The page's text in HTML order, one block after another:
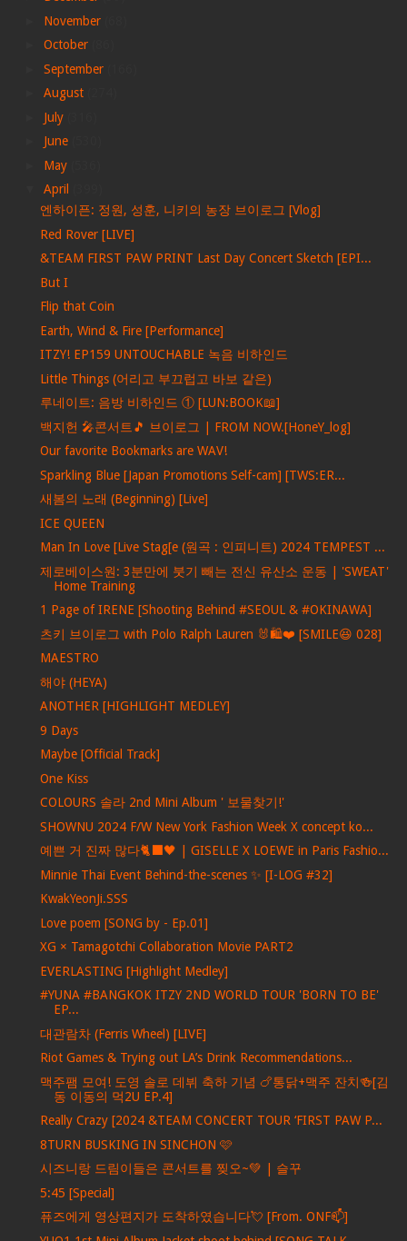
November
October
September
August
July
June
May
April
엔하이픈: 정원, 성훈, 니키의 농장 브이로그 [Vlog]
Red Rover [LIVE]
&TEAM FIRST PAW PRINT Last Day Concert Sketch [EPI...
But I
Flip that Coin
Earth, Wind & Fire [Performance]
ITZY! EP159 UNTOUCHABLE 녹음 비하인드
Little Things (어리고 부끄럽고 바보 같은)
루네이트: 음방 비하인드 ① [LUN:BOOK📖]
백지헌 🎤콘서트🎵 브이로그 | FROM NOW.[HoneY_log]
Our favorite Bookmarks are WAV!
Sparkling Blue [Japan Promotions Self-cam] [TWS:ER...
새봄의 노래 (Beginning) [Live]
ICE QUEEN
Man In Love [Live Stag[e (원곡 : 인피니트) 2024 TEMPEST ...
제로베이스원: 3분만에 붓기 빼는 전신 유산소 운동 | 'SWEAT'
Home Training
1 Page of IRENE [Shooting Behind #SEOUL & #OKINAWA]
츠키 브이로그 with Polo Ralph Lauren 🐰🛍❤ [SMILE😆 028]
MAESTRO
해야 (HEYA)
ANOTHER [HIGHLIGHT MEDLEY]
9 Days
Maybe [Official Track]
One Kiss
COLOURS 솔라 2nd Mini Album ' 보물찾기!'
SHOWNU 2024 F/W New York Fashion Week X concept ko...
예쁜 거 진짜 많다🐈‍⬛🖤 | GISELLE X LOEWE in Paris Fashio...
Minnie Thai Event Behind-the-scenes ✨ [I-LOG #32]
KwakYeonJi.SSS
Love poem [SONG by - Ep.01]
XG × Tamagotchi Collaboration Movie PART2
EVERLASTING [Highlight Medley]
#YUNA #BANGKOK ITZY 2ND WORLD TOUR 'BORN TO BE'
EP...
대관람차 (Ferris Wheel) [LIVE]
Riot Games & Trying out LA’s Drink Recommendations...
맥주팸 모여! 도영 솔로 데뷔 축하 기념 🍗통닭+맥주 잔치🍻[김
동 이동의 먹2U EP.4]
Really Crazy [2024 &TEAM CONCERT TOUR ‘FIRST PAW P...
8TURN BUSKING IN SINCHON 🩷
시즈니랑 드림이들은 콘서트를 찢오~💚 | 슬꾸
5:45 [Special]
퓨즈에게 영상편지가 도착하였습니다💘 [From. ONF📫]